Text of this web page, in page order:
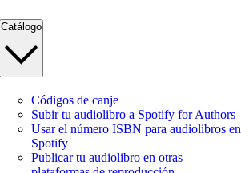
Catálogo
Códigos de canje
Subir tu audiolibro a Spotify for Authors
Usar el número ISBN para audiolibros en
Spotify
Publicar tu audiolibro en otras